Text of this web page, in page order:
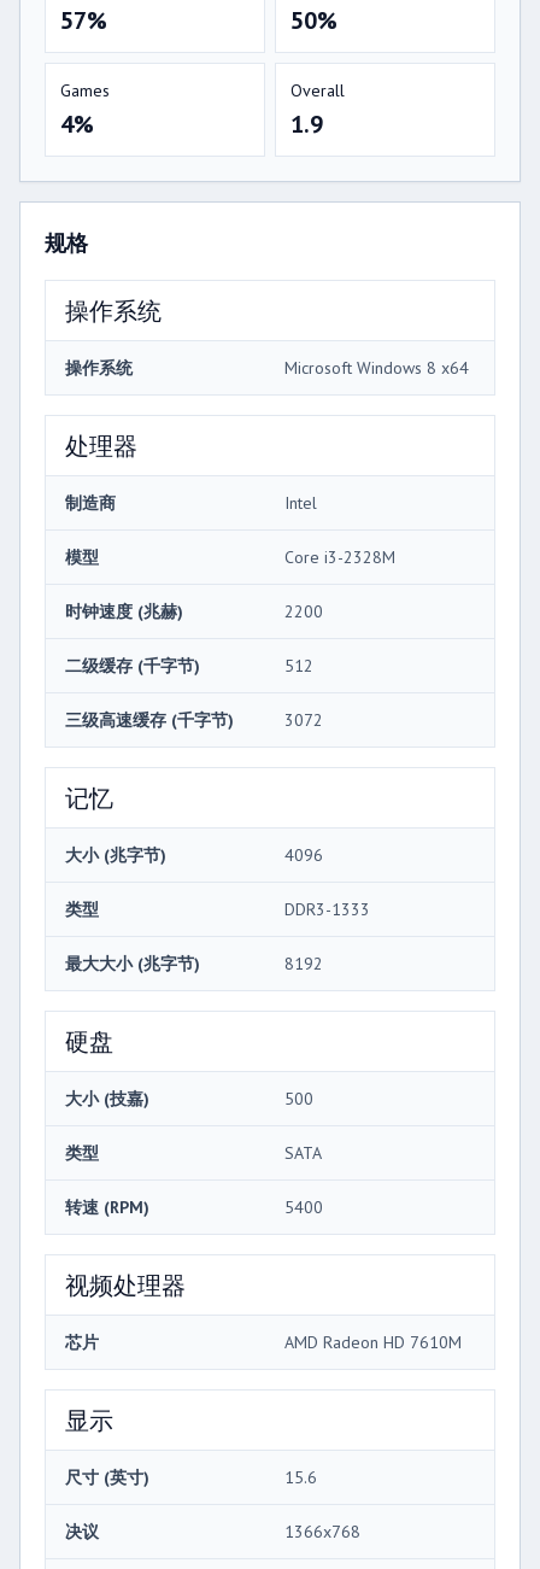
57% 50%
Games
4%
Overall
1.9
规格
操作系统
操作系统 Microsoft Windows 8 x64
处理器
制造商 Intel
模型 Core i3-2328M
时钟速度 (兆赫) 2200
二级缓存 (千字节) 512
三级高速缓存 (千字节) 3072
记忆
大小 (兆字节) 4096
类型 DDR3-1333
最大大小 (兆字节) 8192
硬盘
大小 (技嘉) 500
类型 SATA
转速 (RPM) 5400
视频处理器
芯片 AMD Radeon HD 7610M
显示
尺寸 (英寸) 15.6
决议 1366x768